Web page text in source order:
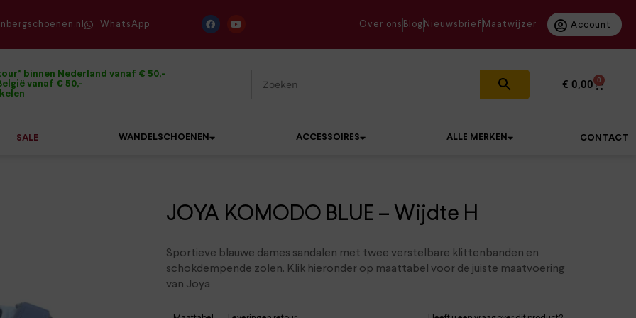
WhatsApp Over ons Blog Nieuwsbrief Maatwijzer Account
binnen Nederland vanaf € 50,-
vanaf € 50,-
€ 0,00 0
SALE WANDELSCHOENEN ACCESSOIRES ALLE MERKEN CONTACT
JOYA KOMODO BLUE – Wijdte H
Sportieve blauwe dames sandalen met twee verstelbare klittenbanden en
schokdempende zolen. Klik hieronder op maattabel voor de juiste maatvoering
van Joya